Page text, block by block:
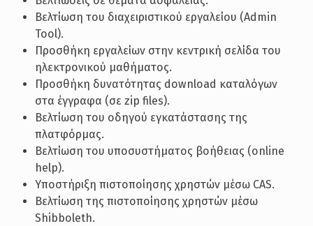
Βελτίωση του διαχειριστικού εργαλείου (Admin
Tool).
Προσθήκη εργαλείων στην κεντρική σελίδα του
ηλεκτρονικού μαθήματος.
Προσθήκη δυνατότητας download καταλόγων
στα έγγραφα (σε zip files).
Βελτίωση του οδηγού εγκατάστασης της
πλατφόρμας.
Βελτίωση του υποσυστήματος βοήθειας (online
help).
Υποστήριξη πιστοποίησης χρηστών μέσω CAS.
Βελτίωση της πιστοποίησης χρηστών μέσω
Shibboleth.